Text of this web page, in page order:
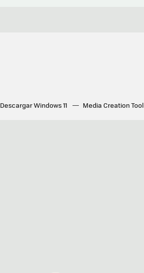
Descargar Windows 11 Media Creation Tool